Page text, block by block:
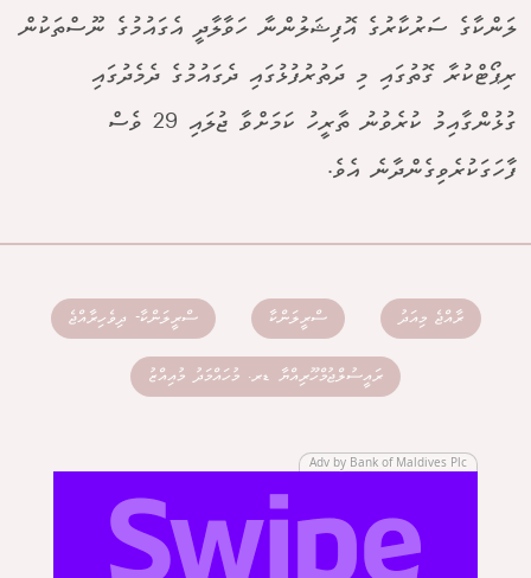
ލަންކާގެ ސަރުކާރުގެ އޮފިޝަލުންނާ ހަވާލާދީ އެގައުމުގެ ނޫސްތަކުން
ރިޕޯޓްކުރާ ގޮތުގައި މި ދަތުރުފުޅުގައި ދެގައުމުގެ ދެމެދުގައި
ގުޅުންގާއިމު ކުރެވުނު ތާރީހު ކަމަށްވާ ޖުލައި 29 ވެސް
ފާހަގަކުރެވިގެންދާނެ އެވެ.
ރާއްޖެ މިއަދު ސްރީލަންކާ ސްރީލަންކާ- ދިވެހިރާއްޖެ
ރައީސުލްޖުމްހޫރިއްޔާ ޑރ. މުހައްމަދު މުއިއްޒު
Adv by Bank of Maldives Plc